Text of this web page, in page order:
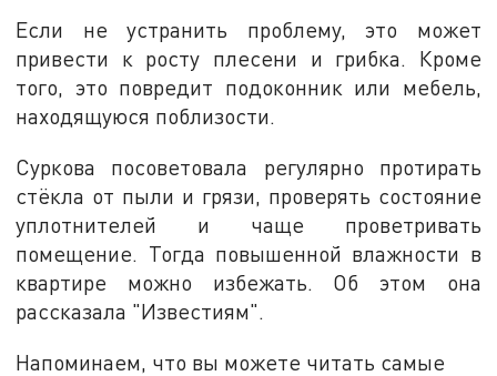
Если не устранить проблему, это может
привести к росту плесени и грибка. Кроме
того, это повредит подоконник или мебель,
находящуюся поблизости.
Суркова посоветовала регулярно протирать
стёкла от пыли и грязи, проверять состояние
уплотнителей и чаще проветривать
помещение. Тогда повышенной влажности в
квартире можно избежать. Об этом она
рассказала "Известиям".
Напоминаем, что вы можете читать самые